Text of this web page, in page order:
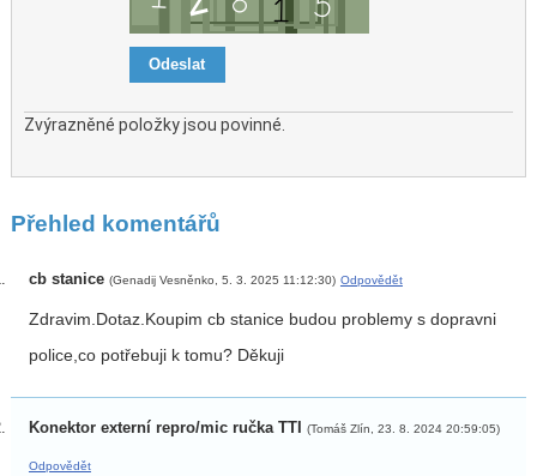
Zvýrazněné položky jsou povinné.
Přehled komentářů
cb stanice (Genadij Vesněnko, 5. 3. 2025 11:12:30) Odpovědět
Zdravim.Dotaz.Koupim cb stanice budou problemy s dopravni
police,co potřebuji k tomu? Děkuji
Konektor externí repro/mic ručka TTI (Tomáš Zlín, 23. 8. 2024 20:59:05)
Odpovědět